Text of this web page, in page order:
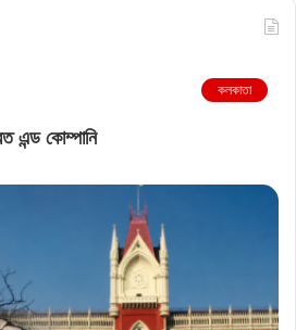
কলকাতা
এন্ড কোম্পানি